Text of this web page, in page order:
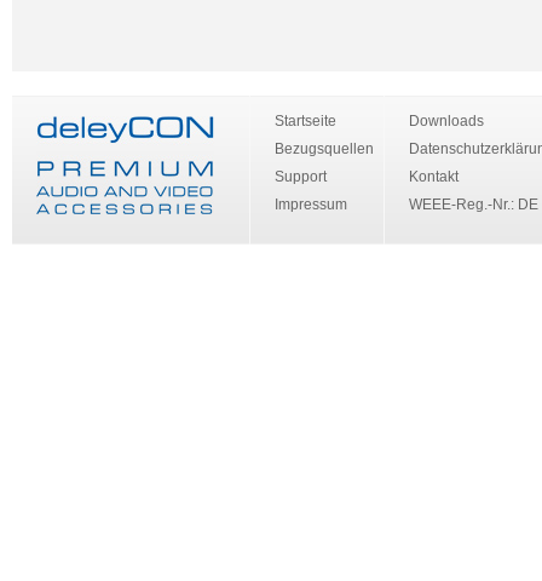
Startseite
Bezugsquellen
Support
Impressum
Downloads
Kontakt
WEEE-Reg.-Nr.: